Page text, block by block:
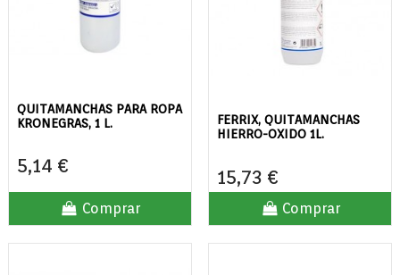
QUITAMANCHAS PARA ROPA
KRONEGRAS, 1 L.
5,14 €
Comprar
FERRIX, QUITAMANCHAS
HIERRO-OXIDO 1L.
15,73 €
Comprar